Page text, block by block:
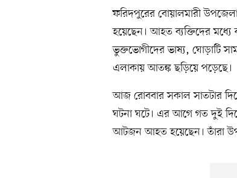
ফরিদপুরের বোয়ালমারী
হয়েছেন। আহত ব্যক্তিদের মধ্যে
ভুক্তভোগীদের ভাষ্য, ঘোড়াটি
এলাকায় আতঙ্ক ছড়িয়ে পড়েছে।
আজ রোববার সকাল সাতটার
ঘটনা ঘটে। এর আগে গত দুই
আটজন আহত হয়েছেন। তাঁরা